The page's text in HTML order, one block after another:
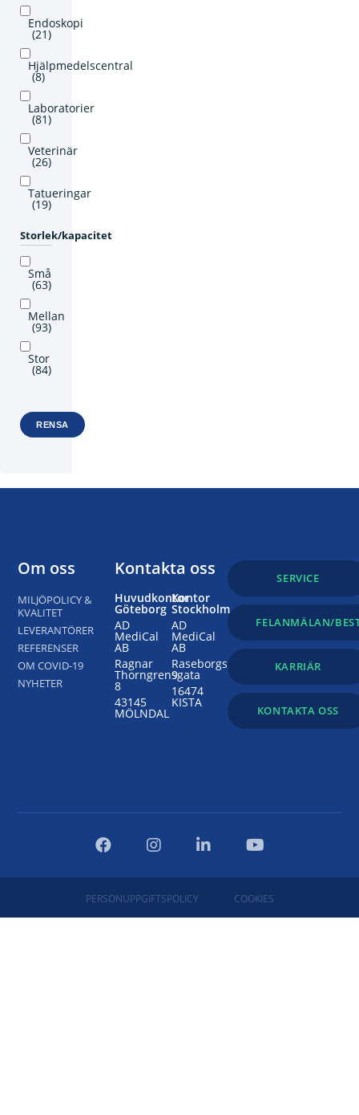
Endoskopi
(21)
Hjälpmedelscentral
(8)
Laboratorier
(81)
Veterinär
(26)
Tatueringar
(19)
Storlek/kapacitet
Små
(63)
Mellan
(93)
Stor
(84)
Om oss
MILJÖPOLICY &
KVALITET
LEVERANTÖRER
REFERENSER
OM COVID-19
NYHETER
Kontakta oss
Huvudkontor
Göteborg
AD
MediCal
AB
Ragnar
Thorngrensgata
8
43145
MÖLNDAL
Kontor
Stockholm
AD
MediCal
AB
Raseborgsgatan
9
16474
KISTA
SERVICE
FELANMÄLAN/
KARRIÄR
KONTAKTA OSS
PERSONUPPGIFTSPOLICY COOKIES